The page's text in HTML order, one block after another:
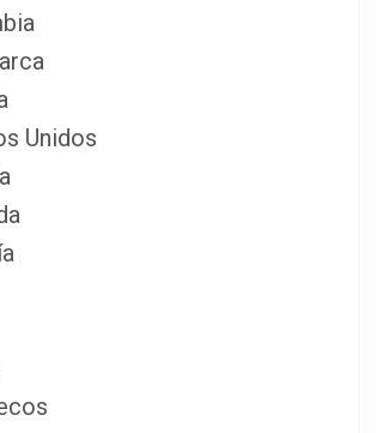
Unidos